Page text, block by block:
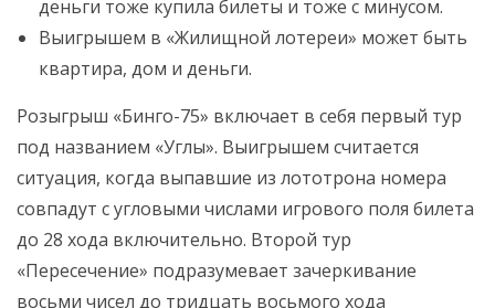
деньги тоже купила билеты и тоже с минусом.
Выигрышем в «Жилищной лотереи» может быть
квартира, дом и деньги.
Розыгрыш «Бинго-75» включает в себя первый тур
под названием «Углы». Выигрышем считается
ситуация, когда выпавшие из лототрона номера
совпадут с угловыми числами игрового поля билета
до 28 хода включительно. Второй тур
«Пересечение» подразумевает зачеркивание
восьми чисел до тридцать восьмого хода